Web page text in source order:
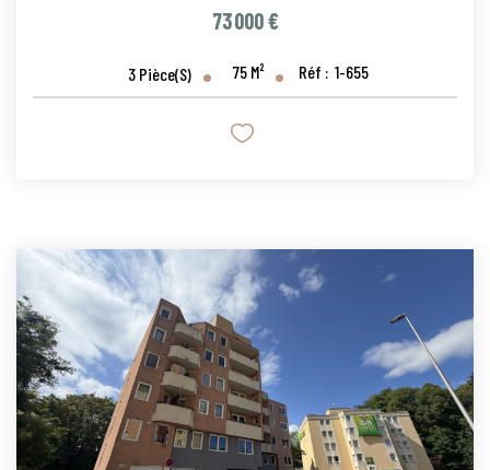
73 000 €
3 Pièce(s) 75 M² Réf : 1-655